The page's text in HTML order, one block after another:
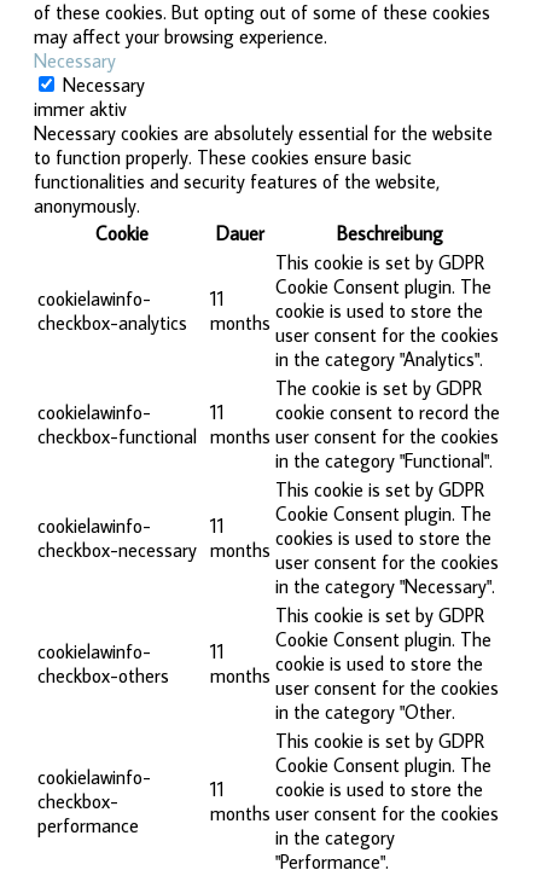
of these cookies. But opting out of some of these cookies
may affect your browsing experience.
Necessary
Necessary
immer aktiv
Necessary cookies are absolutely essential for the website
to function properly. These cookies ensure basic
functionalities and security features of the website,
anonymously.
Cookie
Dauer Beschreibung
cookielawinfo-
checkbox-analytics
11
months
This cookie is set by GDPR
Cookie Consent plugin. The
cookie is used to store the
user consent for the cookies
in the category "Analytics".
cookielawinfo-
checkbox-functional
11
months
The cookie is set by GDPR
cookie consent to record the
user consent for the cookies
in the category "Functional".
cookielawinfo-
checkbox-necessary
11
months
This cookie is set by GDPR
Cookie Consent plugin. The
cookies is used to store the
user consent for the cookies
in the category "Necessary".
cookielawinfo-
checkbox-others
11
months
This cookie is set by GDPR
Cookie Consent plugin. The
cookie is used to store the
user consent for the cookies
in the category "Other.
cookielawinfo-
checkbox-
performance
11
months
This cookie is set by GDPR
Cookie Consent plugin. The
cookie is used to store the
user consent for the cookies
in the category
"Performance".